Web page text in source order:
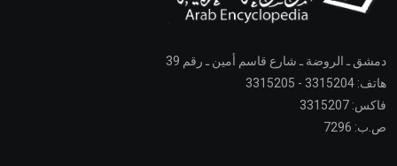
دمشق ـ الروضة ـ شارع قاسم أمين ـ رقم 39
هاتف: 3315204 - 3315205
فاكس: 3315207
ص.ب: 7296